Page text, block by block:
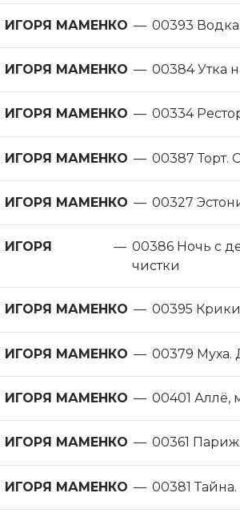
МАМЕНКО — 00393
МАМЕНКО — 00384 Утка
МАМЕНКО — 00334
МАМЕНКО — 00387 Торт.
МАМЕНКО — 00327
— 00386 Ночь с
чистки
МАМЕНКО — 00395
МАМЕНКО — 00379 Муха.
МАМЕНКО — 00401 Аллё,
МАМЕНКО — 00361
МАМЕНКО — 00381